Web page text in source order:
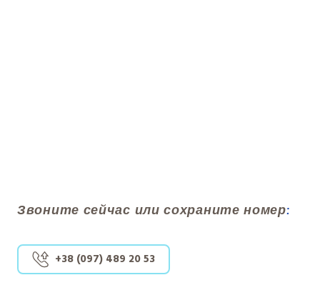
Звоните сейчас или сохраните номер:
+38 (097) 489 20 53